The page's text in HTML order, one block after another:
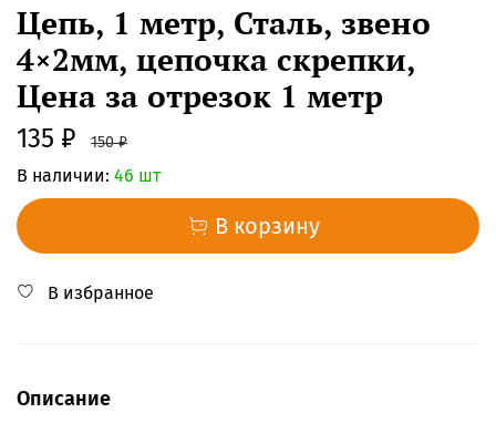
Цепь, 1 метр, Сталь, звено
4×2мм, цепочка скрепки,
Цена за отрезок 1 метр
135 ₽ 150 ₽
В наличии: 46 шт
В корзину
В избранное
Описание